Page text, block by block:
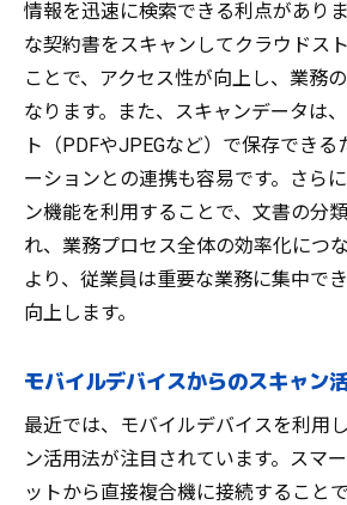
情報を迅速に検索できる利点があり
な契約書をスキャンしてクラウドス
ことで、アクセス性が向上し、業務
なります。また、スキャンデータは
ト（PDFやJPEGなど）で保存でき
ーションとの連携も容易です。さら
ン機能を利用することで、文書の分
れ、業務プロセス全体の効率化につ
より、従業員は重要な業務に集中で
向上します。
モバイルデバイスからのスキャン
最近では、モバイルデバイスを利用
ン活用法が注目されています。スマ
ットから直接複合機に接続すること